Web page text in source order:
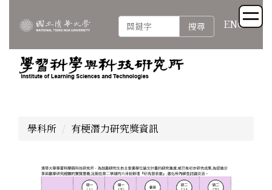
要
搜尋 ENG
學科所 有梗潛力研究獎資訊